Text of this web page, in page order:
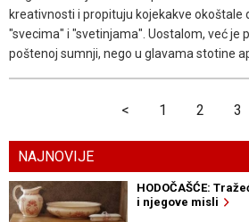
kreativnosti i propituju kojekakve okoštale
"svecima" i "svetinjama". Uostalom, već je
poštenoj sumnji, nego u glavama stotine
< 1 2 3
NAJNOVIJE
HODOČAŠĆE:
i njegove misli